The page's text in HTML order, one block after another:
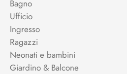
Bagno
Ufficio
Ingresso
Ragazzi
Neonati e bambini
Giardino & Balcone